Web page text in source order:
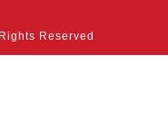
Reserved